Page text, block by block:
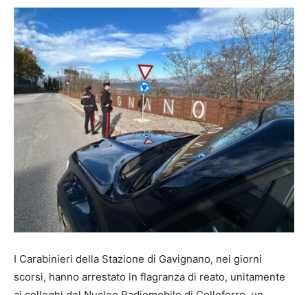
I Carabinieri della Stazione di Gavignano, nei giorni
scorsi, hanno arrestato in flagranza di reato, unitamente